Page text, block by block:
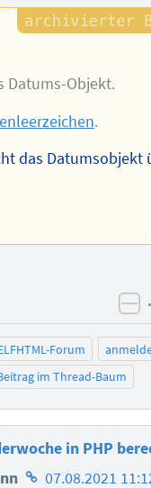
Datums-Objekt.
.
das Datumsobjekt
Forum
im Thread-Baum
in PHP
Homepage
07.08.2021